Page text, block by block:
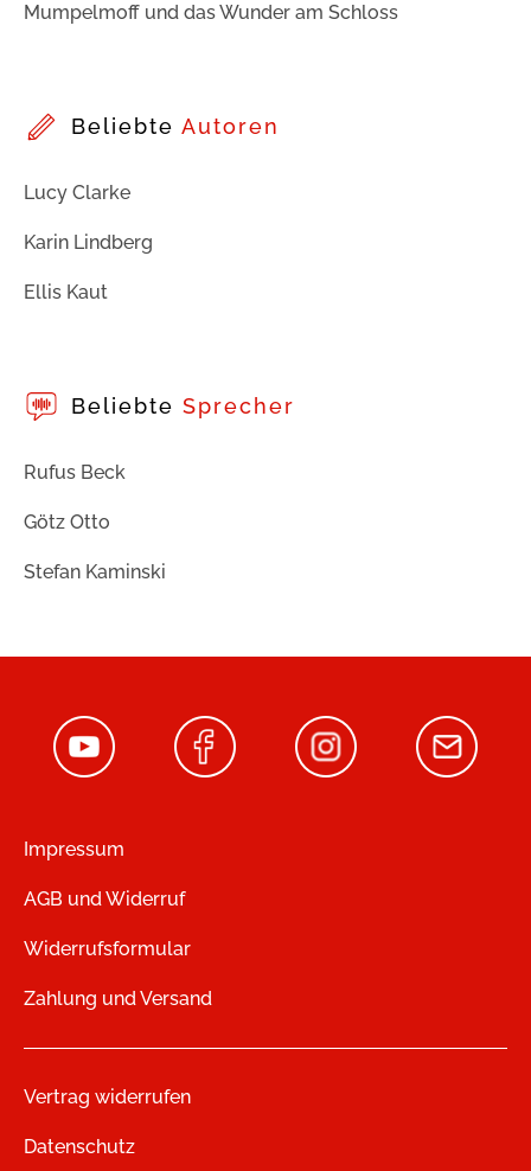
Mumpelmoff und das Wunder am Schloss
Beliebte Autoren
Lucy Clarke
Karin Lindberg
Ellis Kaut
Beliebte Sprecher
Rufus Beck
Götz Otto
Stefan Kaminski
Impressum
AGB und Widerruf
Widerrufsformular
Zahlung und Versand
Vertrag widerrufen
Datenschutz